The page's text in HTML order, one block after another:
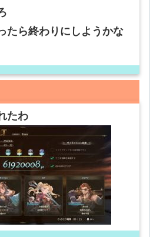
たら終わりにしようかな
たわ